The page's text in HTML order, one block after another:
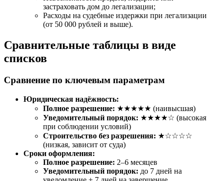
застраховать дом до легализации;
Расходы на судебные издержки при легализации
(от 50 000 рублей и выше).
Сравнительные таблицы в виде
списков
Сравнение по ключевым параметрам
Юридическая надёжность:
Полное разрешение: ★★★★★ (наивысшая)
Уведомительный порядок: ★★★★☆ (высокая
при соблюдении условий)
Строительство без разрешения: ★☆☆☆☆
(низкая, зависит от суда)
Сроки оформления:
Полное разрешение: 2–6 месяцев
Уведомительный порядок: до 7 дней на